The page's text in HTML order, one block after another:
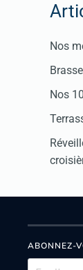
Nos
Nos
ABONNEZ-